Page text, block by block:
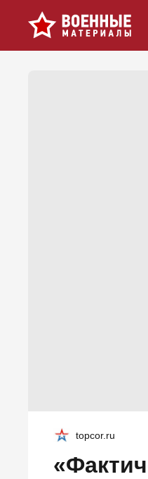
topcor.ru